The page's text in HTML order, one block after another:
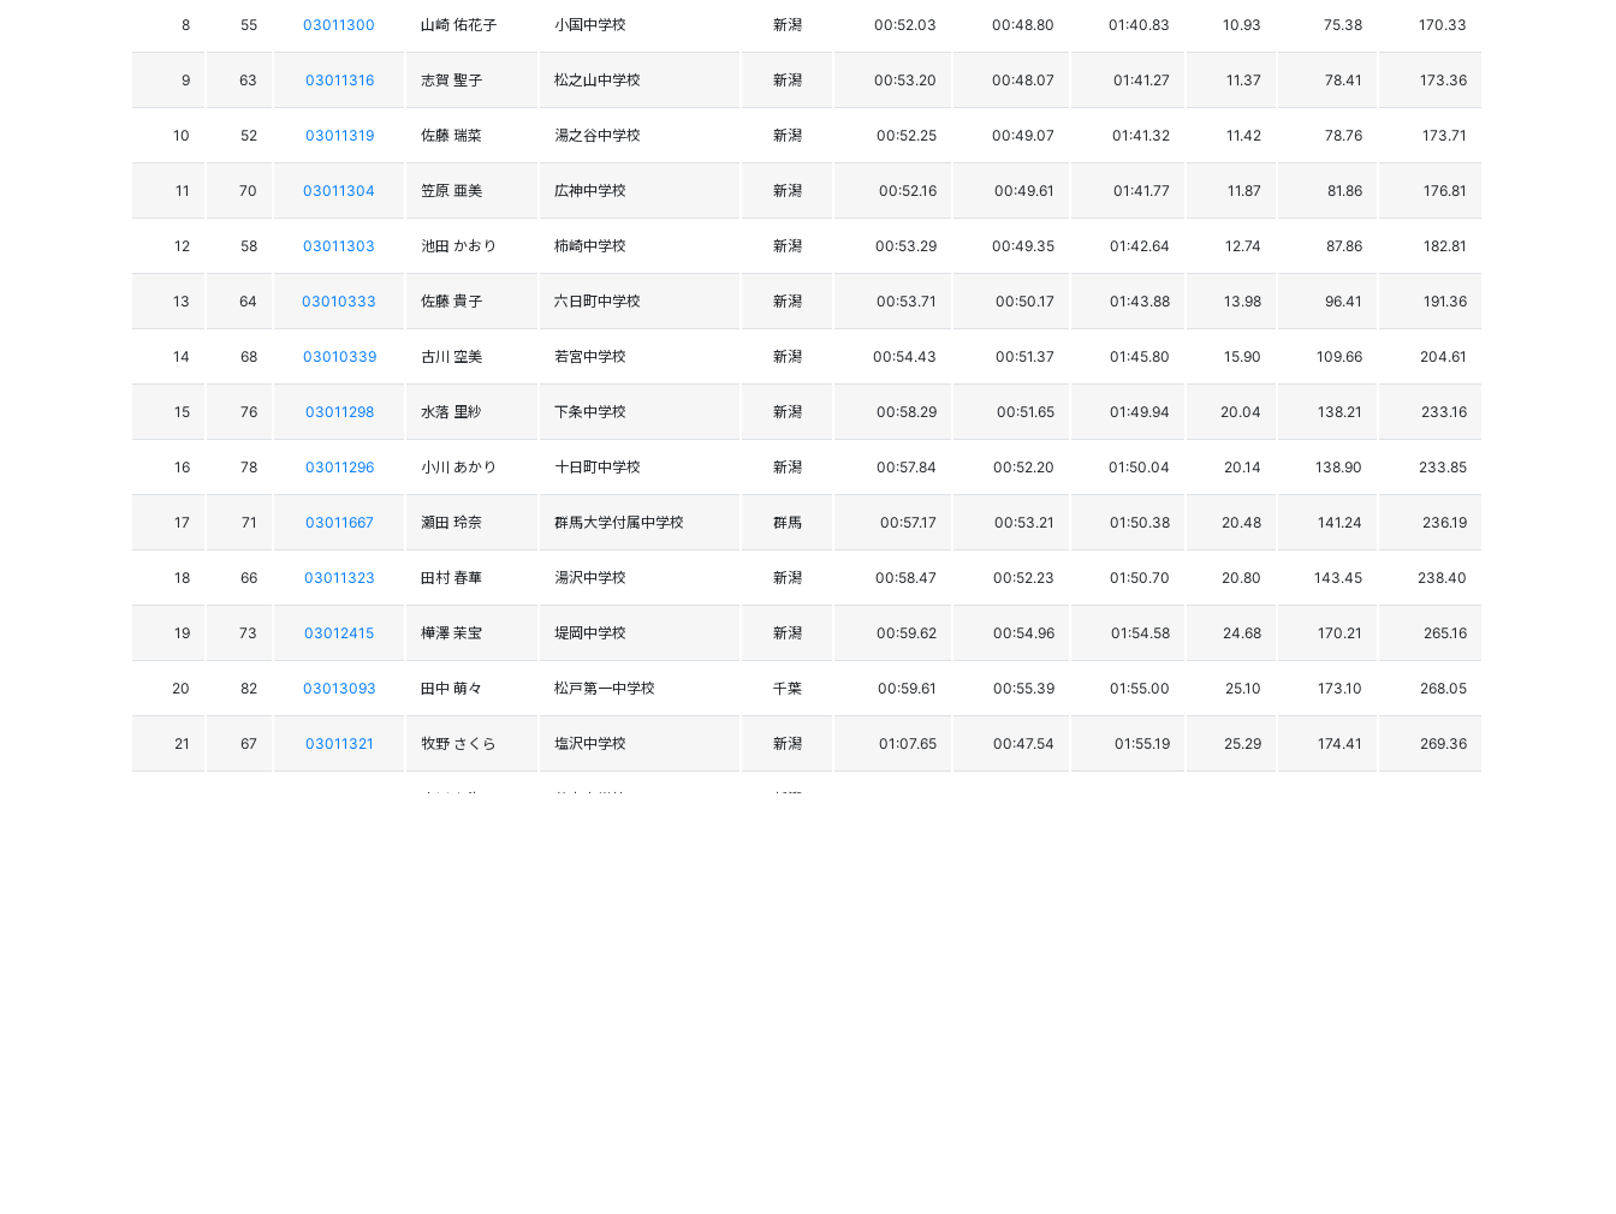
8 55 03011300 山崎 佑花子 小国中学校 新潟 00:52.03 00:48.80 01:40.83 10.93 75.38 170.33
9 63 03011316 志賀 聖子 松之山中学校 新潟 00:53.20 00:48.07 01:41.27 11.37 78.41 173.36
10 52 03011319 佐藤 瑞菜 湯之谷中学校 新潟 00:52.25 00:49.07 01:41.32 11.42 78.76 173.71
11 70 03011304 笠原 亜美 広神中学校 新潟 00:52.16 00:49.61 01:41.77 11.87 81.86 176.81
12 58 03011303 池田 かおり 柿崎中学校 新潟 00:53.29 00:49.35 01:42.64 12.74 87.86 182.81
13 64 03010333 佐藤 貴子 六日町中学校 新潟 00:53.71 00:50.17 01:43.88 13.98 96.41 191.36
14 68 03010339 古川 空美 若宮中学校 新潟 00:54.43 00:51.37 01:45.80 15.90 109.66 204.61
15 76 03011298 水落 里紗 下条中学校 新潟 00:58.29 00:51.65 01:49.94 20.04 138.21 233.16
16 78 03011296 小川 あかり 十日町中学校 新潟 00:57.84 00:52.20 01:50.04 20.14 138.90 233.85
17 71 03011667 瀬田 玲奈 群馬大学付属中学校 群馬 00:57.17 00:53.21 01:50.38 20.48 141.24 236.19
18 66 03011323 田村 春華 湯沢中学校 新潟 00:58.47 00:52.23 01:50.70 20.80 143.45 238.40
19 73 03012415 樺澤 茉宝 堤岡中学校 新潟 00:59.62 00:54.96 01:54.58 24.68 170.21 265.16
20 82 03013093 田中 萌々 松戸第一中学校 千葉 00:59.61 00:55.39 01:55.00 25.10 173.10 268.05
21 67 03011321 牧野 さくら 塩沢中学校 新潟 01:07.65 00:47.54 01:55.19 25.29 174.41 269.36
古川 七海 若宮中学校 新潟